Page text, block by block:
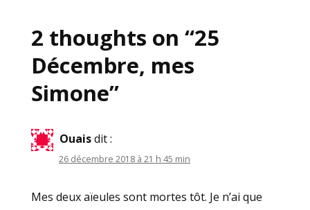
2 thoughts on “25
Décembre, mes
Simone”
Ouaisdit :
26 décembre 2018 à 21 h 45 min
Mes deux aïeules sont mortes tôt. Je n’ai que